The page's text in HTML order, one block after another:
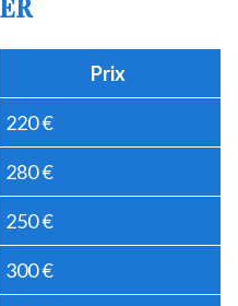
Prix
220 €
280 €
250 €
300 €